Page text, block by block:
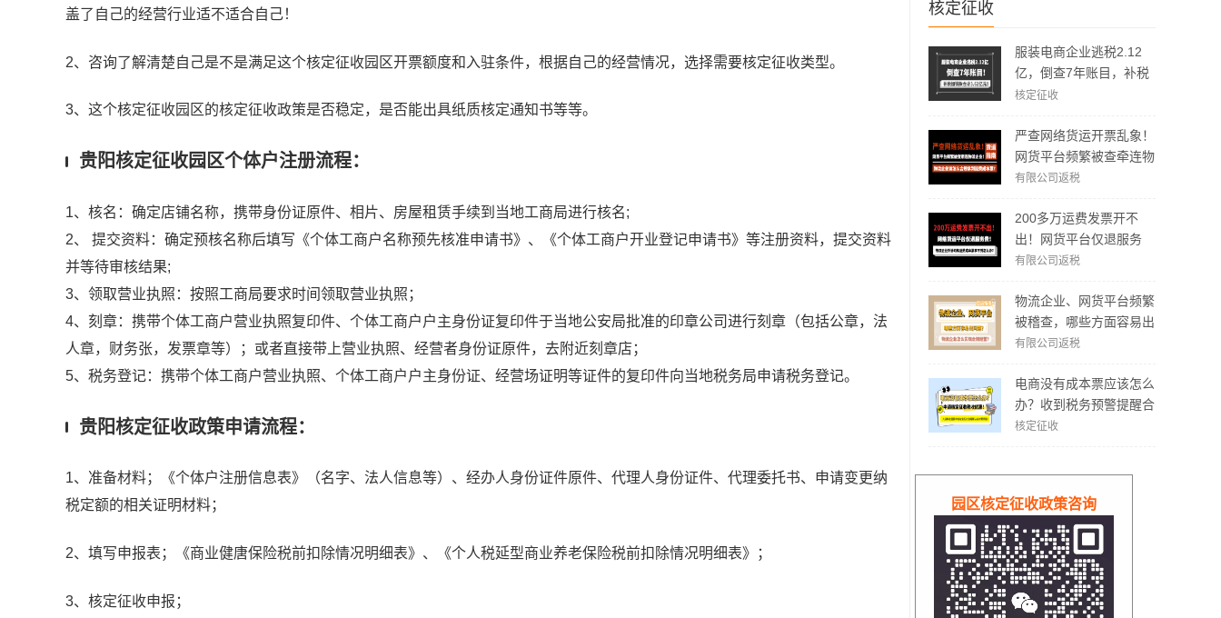
核定征收
服装电商企业逃税2.12
亿，倒查7年账目，补税
加罚款3.62亿元！
核定征收
严查网络货运开票乱象！
网货平台频繁被查牵连物
流企业！物流企业该怎么
有限公司返税
200多万运费发票开不
出！网货平台仅退服务
费，运费成本拿不到怎么
有限公司返税
物流企业、网货平台频繁
被稽查，哪些方面容易出
现问题？怎么实现合规经
有限公司返税
电商没有成本票应该怎么
办？收到税务预警提醒合
规解决方案！
核定征收
盖了自己的经营行业适不适合自己！
2、咨询了解清楚自己是不是满足这个核定征收园区开票额度和入驻条件， 根据自己的经营情况，选择需要核定征收类型。
3、这个核定征收园区的核定征收政策是否稳定，是否能出具纸质核定通知书等等。
贵阳核定征收园区个体户注册流程：
1、核名：确定店铺名称，携带身份证原件、相片、房屋租赁手续到当地工商局进行核名;
2、 提交资料：确定预核名称后填写《个体工商户名称预先核准申请书》、《个体工商户开业登记申请书》等注册资料，提交资料
并等待审核结果;
3、领取营业执照：按照工商局要求时间领取营业执照；
4、刻章：携带个体工商户营业执照复印件、个体工商户户主身份证复印件于当地公安局批准的印章公司进行刻章（包括公章，法
人章，财务张，发票章等）；或者直接带上营业执照、经营者身份证原件，去附近刻章店；
5、税务登记：携带个体工商户营业执照、个体工商户户主身份证、经营场证明等证件的复印件向当地税务局申请税务登记。
贵阳核定征收政策申请流程：
1、准备材料；《个体户注册信息表》（名字、法人信息等）、经办人身份证件原件、代理人身份证件、代理委托书、申请变更纳
税定额的相关证明材料；
2、填写申报表；《商业健唐保险税前扣除情况明细表》、《个人税延型商业养老保险税前扣除情况明细表》；
3、核定征收申报；
园区核定征收政策咨询